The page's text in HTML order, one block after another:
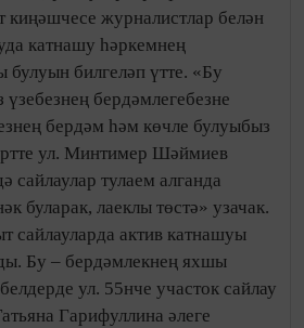
киңәшчесе журналистлар белән
катнашу һәркемнең
билгеләп үтте. «Бу
үзебезнең бердәмлегебезне
бердәм һәм көчле булуыбыз
ул. Минтимер Шәймиев
сайлаулар тулаем алганда
буларак, лаеклы төстә» узачак.
сайлауларда актив катнашуы
Бу – бердәмлекнең яхшы
ул. 55нче участок сайлау
Гарифуллина әлеге